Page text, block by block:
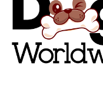
la FCI